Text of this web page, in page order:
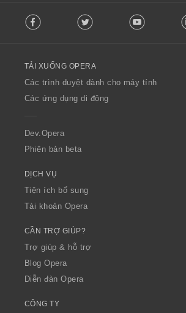
o
w
O
p
a
Facebook Twitter Youtube
TẢI XUỐNG OPERA
Các trình duyệt dành cho máy tính
Các ứng dụng di động
Dev.Opera
Phiên bản beta
DỊCH VỤ
Tiện ích bổ sung
Tài khoản Opera
CẦN TRỢ GIÚP?
Trợ giúp & hỗ trợ
Blog Opera
Diễn đàn Opera
CÔNG TY